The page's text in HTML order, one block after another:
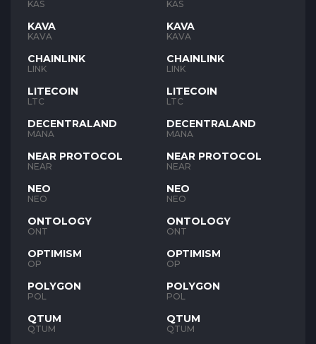
KAS
KAVA
KAVA
CHAINLINK
LINK
LITECOIN
LTC
DECENTRALAND
MANA
NEAR PROTOCOL
NEAR
NEO
NEO
ONTOLOGY
ONT
OPTIMISM
OP
POLYGON
POL
QTUM
QTUM
KAS
KAVA
KAVA
CHAINLINK
LINK
LITECOIN
LTC
DECENTRALAND
MANA
NEAR PROTOCOL
NEAR
NEO
NEO
ONTOLOGY
ONT
OPTIMISM
OP
POLYGON
POL
QTUM
QTUM